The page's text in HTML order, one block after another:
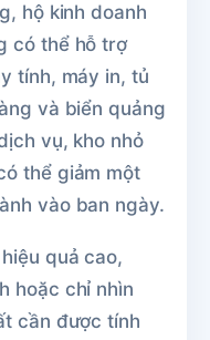
hộ kinh doanh
có thể hỗ trợ
tính, máy in, tủ
và biển quảng
vụ, kho nhỏ
thể giảm một
vào ban ngày.
quả cao,
hoặc chỉ nhìn
cần được tính